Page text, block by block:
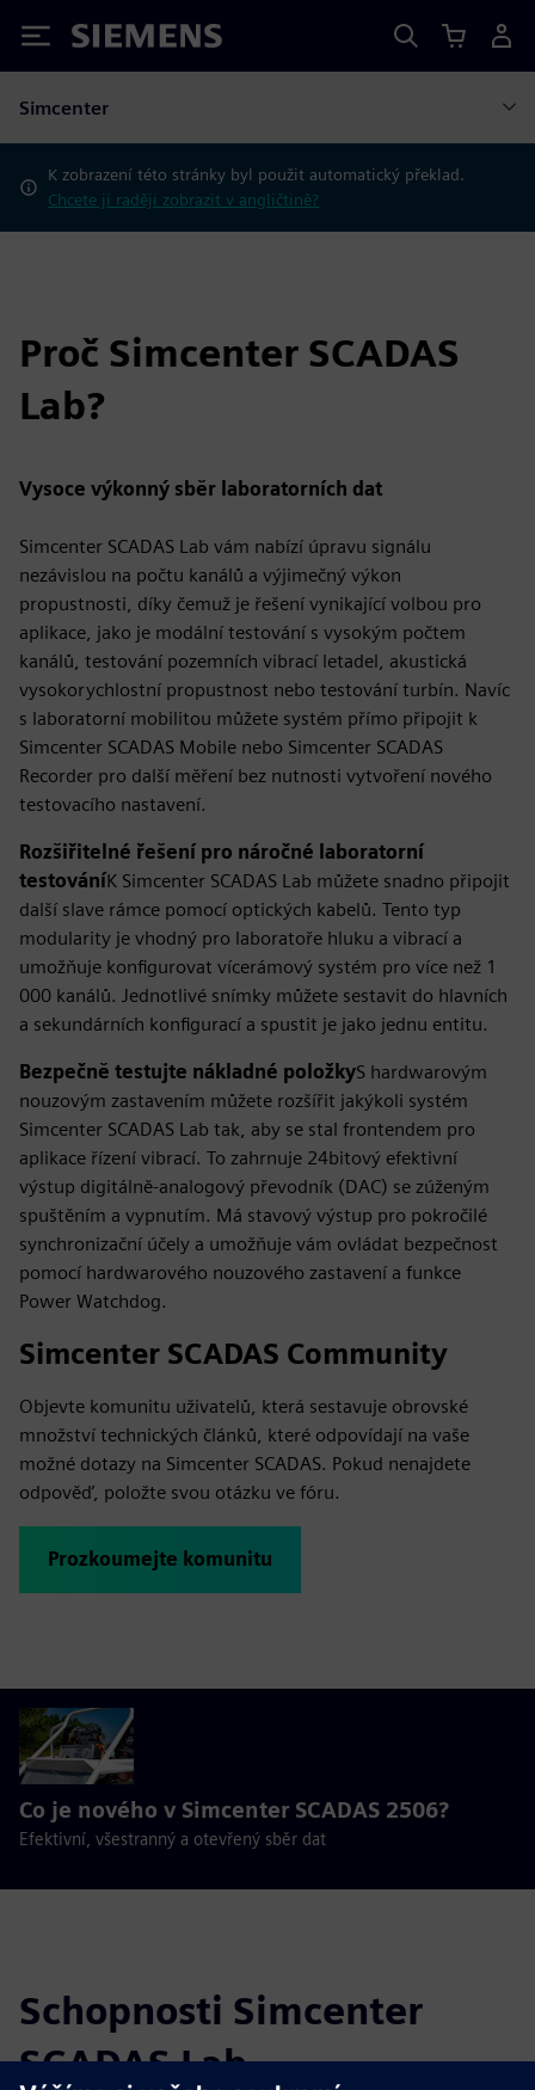
Siemens
Simcenter
K zobrazení této stránky byl použit automatický překlad.
Chcete ji raději zobrazit v angličtině?
Proč Simcenter SCADAS
Lab?
Vysoce výkonný sběr laboratorních dat
Simcenter SCADAS Lab vám nabízí úpravu signálu
nezávislou na počtu kanálů a výjimečný výkon
propustnosti, díky čemuž je řešení vynikající volbou pro
aplikace, jako je modální testování s vysokým počtem
kanálů, testování pozemních vibrací letadel, akustická
vysokorychlostní propustnost nebo testování turbín. Navíc
s laboratorní mobilitou můžete systém přímo připojit k
Simcenter SCADAS Mobile nebo Simcenter SCADAS
Recorder pro další měření bez nutnosti vytvoření nového
testovacího nastavení.
Rozšiřitelné řešení pro náročné laboratorní
testováníK Simcenter SCADAS Lab můžete snadno připojit
další slave rámce pomocí optických kabelů. Tento typ
modularity je vhodný pro laboratoře hluku a vibrací a
umožňuje konfigurovat vícerámový systém pro více než 1
000 kanálů. Jednotlivé snímky můžete sestavit do hlavních
a sekundárních konfigurací a spustit je jako jednu entitu.
Bezpečně testujte nákladné položkyS hardwarovým
nouzovým zastavením můžete rozšířit jakýkoli systém
Simcenter SCADAS Lab tak, aby se stal frontendem pro
aplikace řízení vibrací. To zahrnuje 24bitový efektivní
výstup digitálně-analogový převodník (DAC) se zúženým
spuštěním a vypnutím. Má stavový výstup pro pokročilé
synchronizační účely a umožňuje vám ovládat bezpečnost
pomocí hardwarového nouzového zastavení a funkce
Power Watchdog.
Simcenter SCADAS Community
Objevte komunitu uživatelů, která sestavuje obrovské
množství technických článků, které odpovídají na vaše
možné dotazy na Simcenter SCADAS. Pokud nenajdete
odpověď, položte svou otázku ve fóru.
Prozkoumejte komunitu
Co je nového v Simcenter SCADAS 2506?
Efektivní, všestranný a otevřený sběr dat
Schopnosti Simcenter
SCADAS Lab